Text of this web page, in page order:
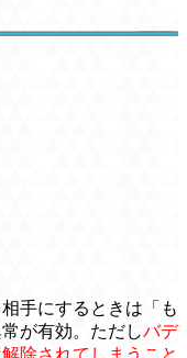
手にするときは「も
が有効。ただしバデ
除されてしまうこと